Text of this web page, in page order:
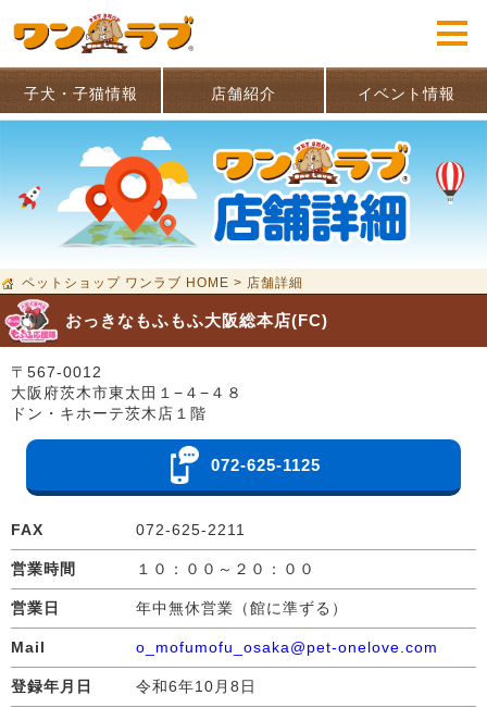
子犬・子猫情報 店舗紹介 イベント情報
ペットショップ ワンラブ HOME > 店舗詳細
おっきなもふもふ大阪総本店(FC)
〒567-0012
大阪府茨木市東太田１−４−４８
ドン・キホーテ茨木店１階
072-625-1125
FAX 072-625-2211
営業時間 １０：００～２０：００
営業日 年中無休営業（館に準ずる）
Mail o_mofumofu_osaka@pet-onelove.com
登録年月日 令和6年10月8日